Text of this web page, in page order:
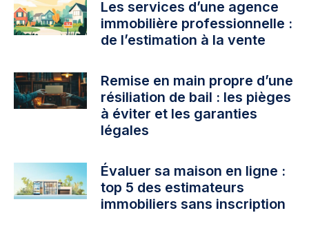
Les services d’une agence
immobilière professionnelle :
de l’estimation à la vente
Remise en main propre d’une
résiliation de bail : les pièges
à éviter et les garanties
légales
Évaluer sa maison en ligne :
top 5 des estimateurs
immobiliers sans inscription